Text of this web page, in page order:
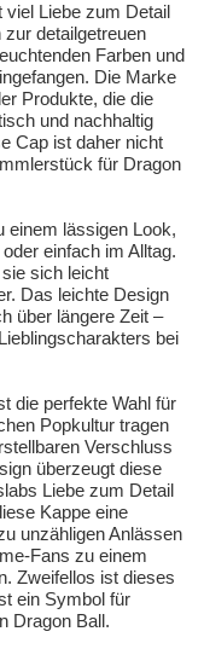
viel Liebe zum Detail
detailgetreuen
Farben und
Die Marke
Produkte, die die
und nachhaltig
Cap ist daher nicht
für Dragon
einem lässigen Look,
einfach im Alltag.
sich leicht
Das leichte Design
über längere Zeit –
bei
die perfekte Wahl für
Popkultur tragen
Verschluss
überzeugt diese
Liebe zum Detail
Kappe eine
unzähligen Anlässen
Fans zu einem
Zweifellos ist dieses
ein Symbol für
Dragon Ball.